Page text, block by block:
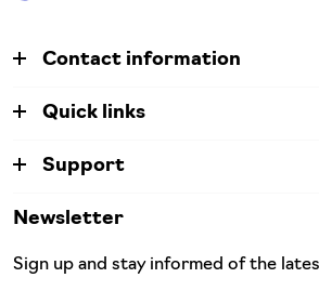
Contact information
Quick links
Support
Newsletter
Sign up and stay informed of the